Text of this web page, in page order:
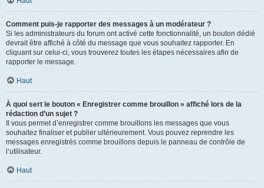
Comment puis-je rapporter des messages à un modérateur ?
Si les administrateurs du forum ont activé cette fonctionnalité, un bouton dédié
devrait être affiché à côté du message que vous souhaitez rapporter. En
cliquant sur celui-ci, vous trouverez toutes les étapes nécessaires afin de
rapporter le message.
Haut
À quoi sert le bouton « Enregistrer comme brouillon » affiché lors de la
rédaction d’un sujet ?
Il vous permet d’enregistrer comme brouillons les messages que vous
souhaitez finaliser et publier ultérieurement. Vous pouvez reprendre les
messages enregistrés comme brouillons depuis le panneau de contrôle de
l’utilisateur.
Haut